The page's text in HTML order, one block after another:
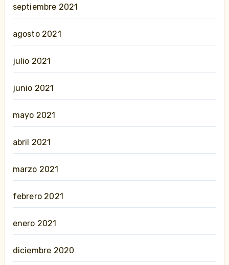
septiembre 2021
agosto 2021
julio 2021
junio 2021
mayo 2021
abril 2021
marzo 2021
febrero 2021
enero 2021
diciembre 2020